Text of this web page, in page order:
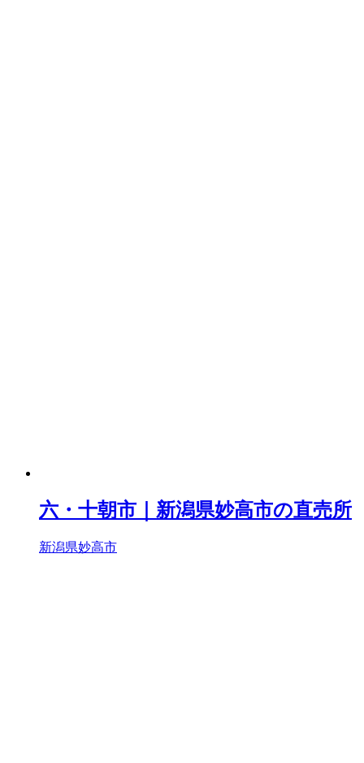
六・十朝市｜新潟県妙高市の直売所
新潟県妙高市